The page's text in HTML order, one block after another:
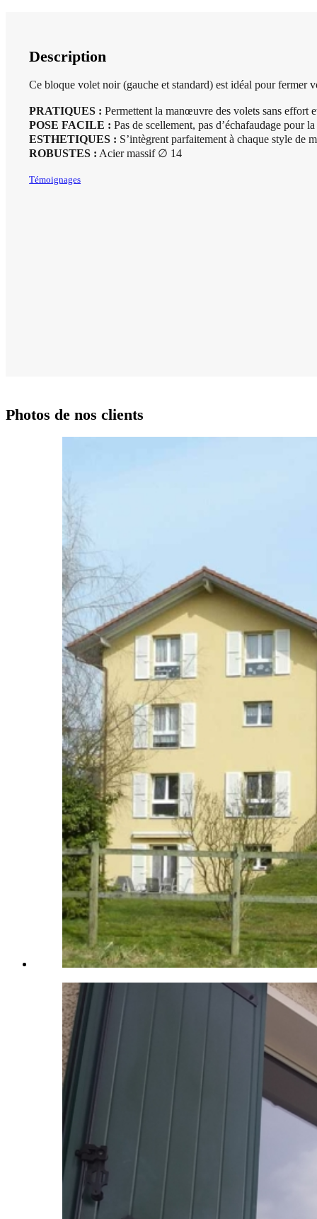
Description
Ce bloque volet noir (gauche et standard) est idéal pour fermer
PRATIQUES : Permettent la manœuvre des volets sans effort
POSE FACILE : Pas de scellement, pas d’échafaudage pour
ESTHETIQUES : S’intègrent parfaitement à chaque style de
ROBUSTES : Acier massif ∅ 14
Témoignages
Photos de nos clients